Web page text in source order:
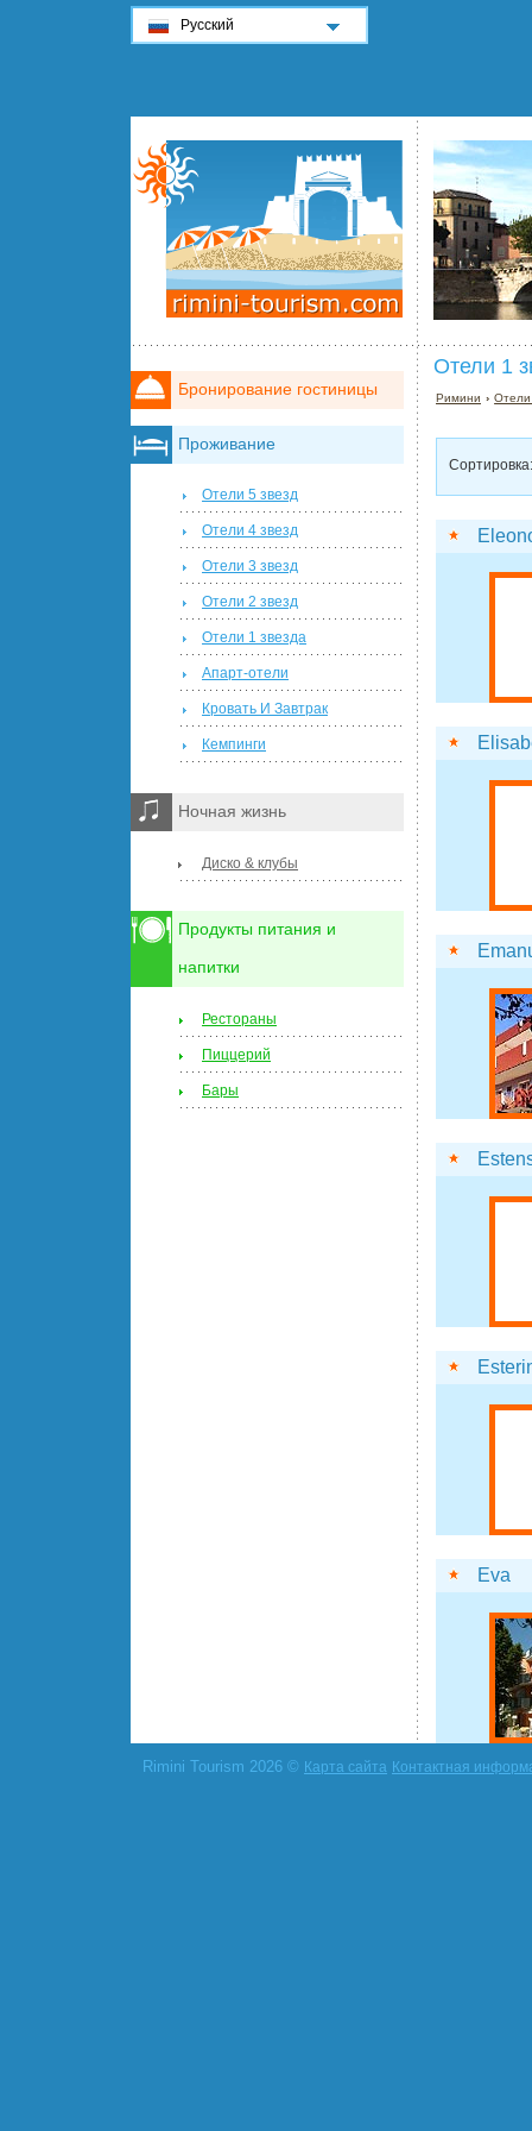
Отели 1
Римини ›
Сортировка:
Eva
Бронирование гостиницы
Проживание
Отели 5 звезд
Отели 4 звезд
Отели 3 звезд
Отели 2 звезд
Отели 1 звезда
Апарт-отели
Кровать И Завтрак
Кемпинги
Ночная жизнь
Диско & клубы
Продукты питания и
напитки
Рестораны
Пиццерий
Бары
Rimini Tourism 2026 © Карта сайта Контактная
Русский